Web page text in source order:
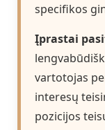
specifikos
Įprastai
vartotojas
interesų
pozicijos